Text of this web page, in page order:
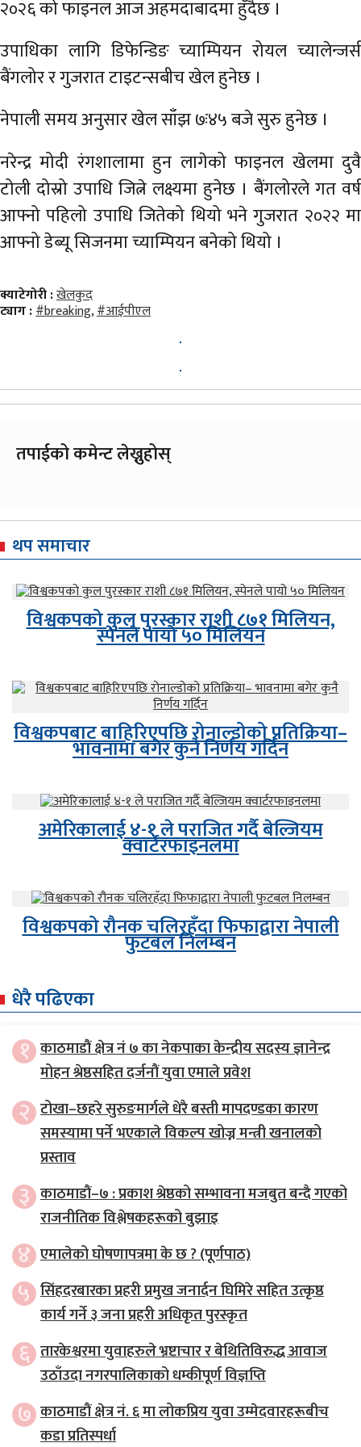
अर्थ
अन्तरवार्ता
विचार/
२०२६ को फाइनल आज अहमदाबादमा हुँदैछ ।
उपाधिका लागि डिफेन्डिङ च्याम्पियन रोयल च्यालेन्जर्स
बैंगलोर र गुजरात टाइटन्सबीच खेल हुनेछ ।
नेपाली समय अनुसार खेल साँझ ७ः४५ बजे सुरु हुनेछ ।
नरेन्द्र मोदी रंगशालामा हुन लागेको फाइनल खेलमा दुवै
टोली दोस्रो उपाधि जित्ने लक्ष्यमा हुनेछ । बैंगलोरले गत वर्ष
आफ्नो पहिलो उपाधि जितेको थियो भने गुजरात २०२२ मा
आफ्नो डेब्यू सिजनमा च्याम्पियन बनेको थियो ।
क्याटेगोरी :खेलकुद
ट्याग :#breaking,#आईपीएल
तपाईको कमेन्ट लेख्नुहोस्
थप समाचार
विश्वकपको कुल पुरस्कार राशी ८७१ मिलियन,
स्पेनले पायो ५० मिलियन
विश्वकपबाट बाहिरिएपछि रोनाल्डोको प्रतिक्रिया–
भावनामा बगेर कुनै निर्णय गर्दिन
अमेरिकालाई ४-१ ले पराजित गर्दै बेल्जियम
क्वार्टरफाइनलमा
विश्वकपको रौनक चलिरहँदा फिफाद्वारा नेपाली
फुटबल निलम्बन
धेरै पढिएका
१ काठमाडौं क्षेत्र नं ७ का नेकपाका केन्द्रीय सदस्य ज्ञानेन्द्र
मोहन श्रेष्ठसहित दर्जनौं युवा एमाले प्रवेश
२ टोखा–छहरे सुरुङमार्गले धेरै बस्ती मापदण्डका कारण
समस्यामा पर्ने भएकाले विकल्प खोज्न मन्त्री खनालको
प्रस्ताव
३ काठमाडौं–७ : प्रकाश श्रेष्ठको सम्भावना मजबुत बन्दै गएको
राजनीतिक विश्लेषकहरूको बुझाइ
४ एमालेको घोषणापत्रमा के छ ? (पूर्णपाठ)
५ सिंहदरबारका प्रहरी प्रमुख जनार्दन घिमिरे सहित उत्कृष्ठ
कार्य गर्ने ३ जना प्रहरी अधिकृत पुरस्कृत
६ तारकेश्वरमा युवाहरुले भ्रष्टाचार र बेथितिविरुद्ध आवाज
उठाँउदा नगरपालिकाको धम्कीपूर्ण विज्ञप्ति
७ काठमाडौं क्षेत्र नं. ६ मा लोकप्रिय युवा उम्मेदवारहरूबीच
कडा प्रतिस्पर्धा